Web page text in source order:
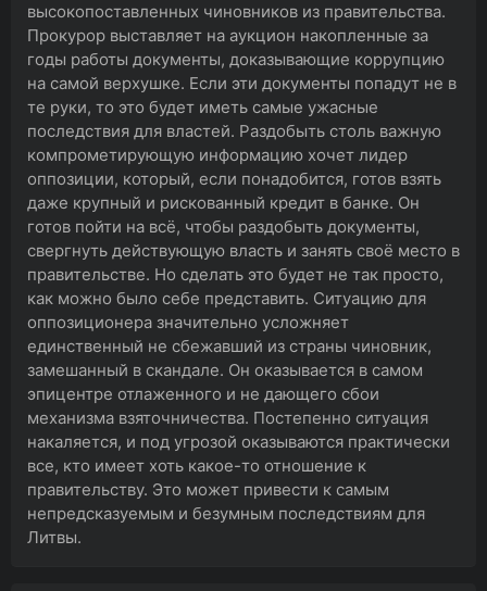
высокопоставленных чиновников из правительства.
Прокурор выставляет на аукцион накопленные за
годы работы документы, доказывающие коррупцию
на самой верхушке. Если эти документы попадут не в
те руки, то это будет иметь самые ужасные
последствия для властей. Раздобыть столь важную
компрометирующую информацию хочет лидер
оппозиции, который, если понадобится, готов взять
даже крупный и рискованный кредит в банке. Он
готов пойти на всё, чтобы раздобыть документы,
свергнуть действующую власть и занять своё место в
правительстве. Но сделать это будет не так просто,
как можно было себе представить. Ситуацию для
оппозиционера значительно усложняет
единственный не сбежавший из страны чиновник,
замешанный в скандале. Он оказывается в самом
эпицентре отлаженного и не дающего сбои
механизма взяточничества. Постепенно ситуация
накаляется, и под угрозой оказываются практически
все, кто имеет хоть какое-то отношение к
правительству. Это может привести к самым
непредсказуемым и безумным последствиям для
Литвы.